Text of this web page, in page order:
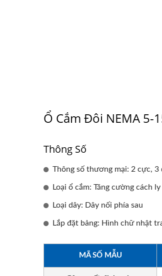
Ổ Cắm Đôi NEMA 5-
Thông Số
Thông số thương mại: 2 cực, 3
Loại ổ cắm: Tăng cường cách ly
Loại dây: Dây nối phía sau
Lắp đặt bảng: Hình chữ nhật
MÃ SỐ MẪU